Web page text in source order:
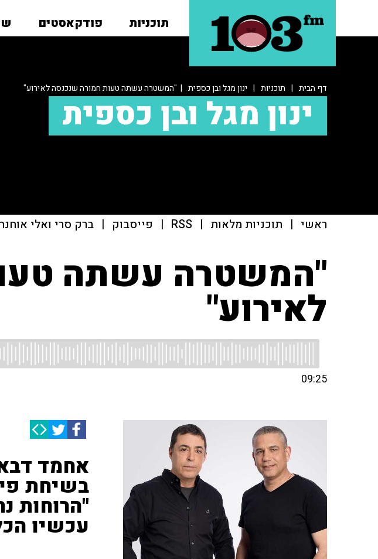
תוכניות פודקאסטים
דף הבית | תוכניות | ינון מגל ובן כספית | "המשטרה עשתה טעות חמורה שנכנסה לאירוע"
ינון מגל ובן כספית
ראשי | תוכניות מלאות |
RSS
| פייסבוק | ברק סרי ואלי
"המשטרה עשתה
לאירוע"
09:25
אחמד
בשיחת
"הרוחות
עכשיו